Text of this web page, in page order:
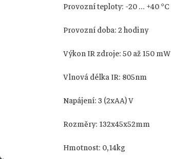
Provozní teploty: -20 ... +40 °C
Provozní doba: 2 hodiny
Výkon IR zdroje: 50 až 150 mW
Vlnová délka IR: 805nm
Napájení: 3 (2xAA) V
Rozměry: 132x45x52mm
Hmotnost: 0,14kg